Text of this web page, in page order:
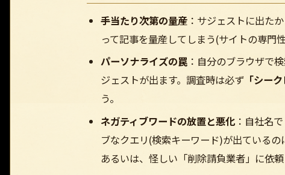
手当たり次第の量産：サジェストに出た
って記事を量産してしまう(サイトの専門
パーソナライズの罠：自分のブラウザで
ジェストが出ます。調査時は必ず「シーク
う。
ネガティブワードの放置と悪化：自社名
ブなクエリ(検索キーワード)が出ているの
あるいは、怪しい「削除請負業者」に依